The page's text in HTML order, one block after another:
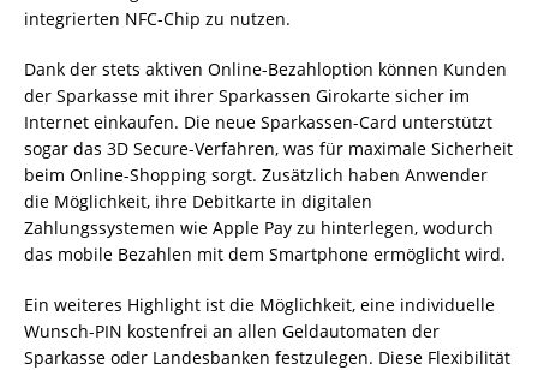
integrierten NFC-Chip zu nutzen.
Dank der stets aktiven Online-Bezahloption können Kunden
der Sparkasse mit ihrer Sparkassen Girokarte sicher im
Internet einkaufen. Die neue Sparkassen-Card unterstützt
sogar das 3D Secure-Verfahren, was für maximale Sicherheit
beim Online-Shopping sorgt. Zusätzlich haben Anwender
die Möglichkeit, ihre Debitkarte in digitalen
Zahlungssystemen wie Apple Pay zu hinterlegen, wodurch
das mobile Bezahlen mit dem Smartphone ermöglicht wird.
Ein weiteres Highlight ist die Möglichkeit, eine individuelle
Wunsch-PIN kostenfrei an allen Geldautomaten der
Sparkasse oder Landesbanken festzulegen. Diese Flexibilität